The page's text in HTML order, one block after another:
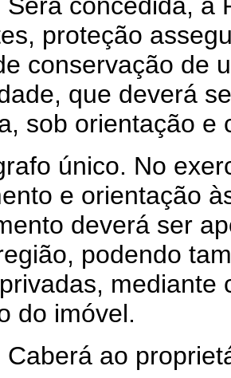
proteção
conservação de
que deverá
sob orientação e
único. No
e orientação
deverá ser
podendo
mediante
do imóvel.
Caberá ao